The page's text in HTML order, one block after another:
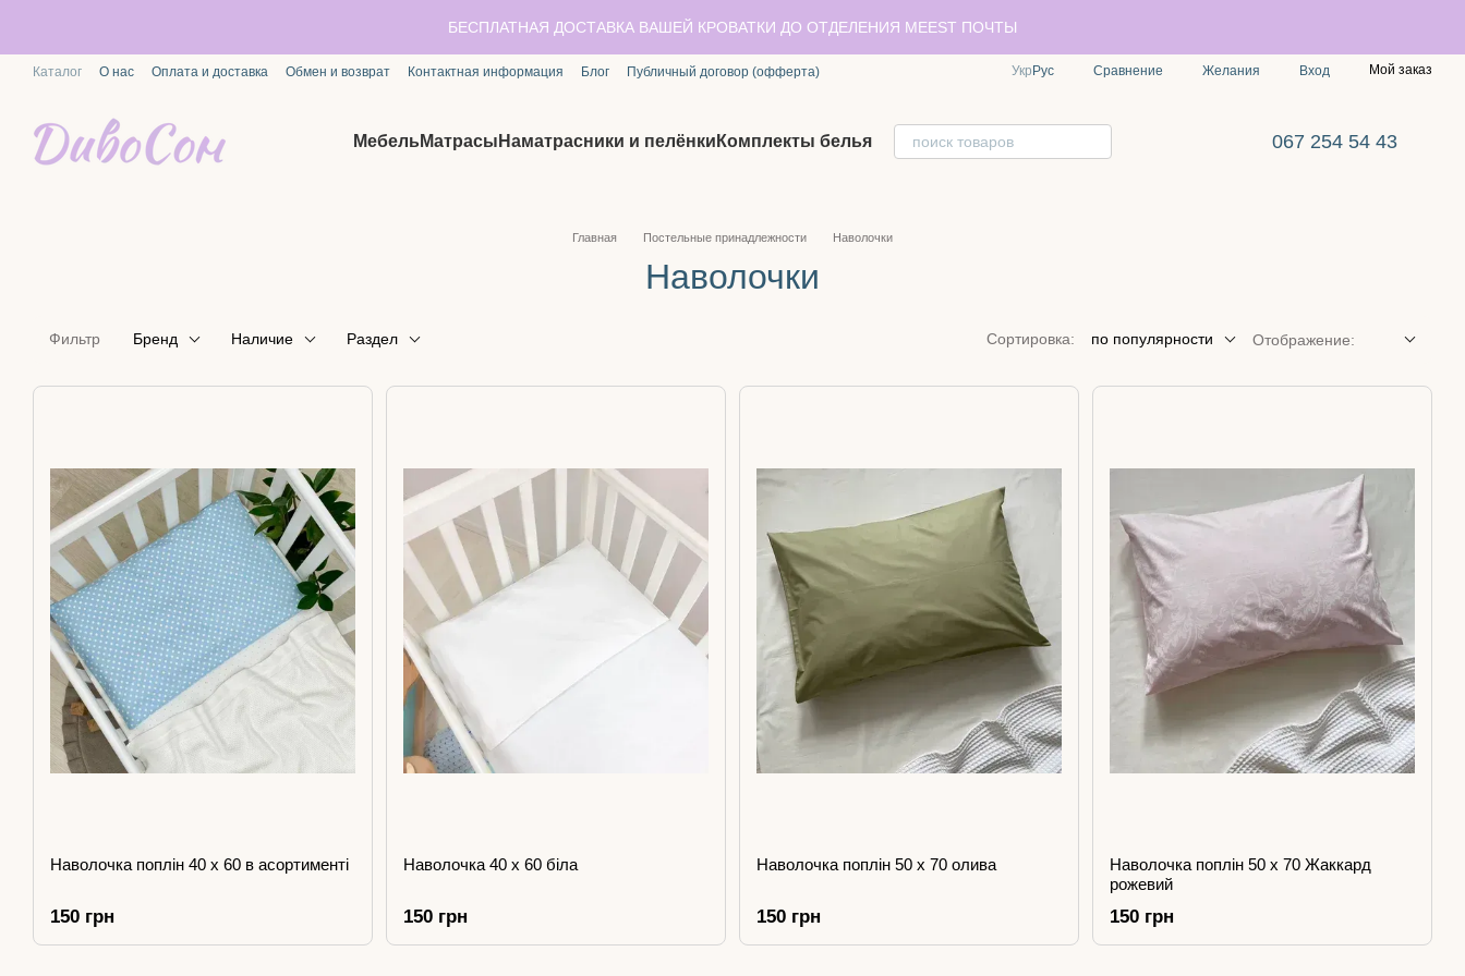
БЕСПЛАТНАЯ ДОСТАВКА ВАШЕЙ КРОВАТКИ ДО ОТДЕЛЕНИЯ MEEST ПОЧТЫ
Каталог О нас Оплата и доставка Обмен и возврат Контактная информация Блог Публичный договор (офферта) Укр Рус Сравнение Желания Вход Мой заказ
МебельМатрасы Наматрасники и пелёнки Комплекты белья 067 254 54 43
Главная Постельные принадлежности Наволочки
Наволочки
Фильтр Бренд Наличие Раздел Сортировка: по популярности Отображение:
Наволочка поплін 40 х 60 в асортименті
150 грн
Наволочка 40 х 60 біла
150 грн
Наволочка поплін 50 х 70 олива
150 грн
Наволочка поплін 50 х 70 Жаккард
рожевий
150 грн